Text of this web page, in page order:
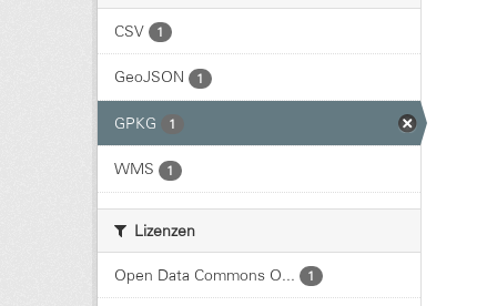
CSV 1
GeoJSON 1
GPKG 1
WMS 1
Lizenzen
Open Data Commons O... 1